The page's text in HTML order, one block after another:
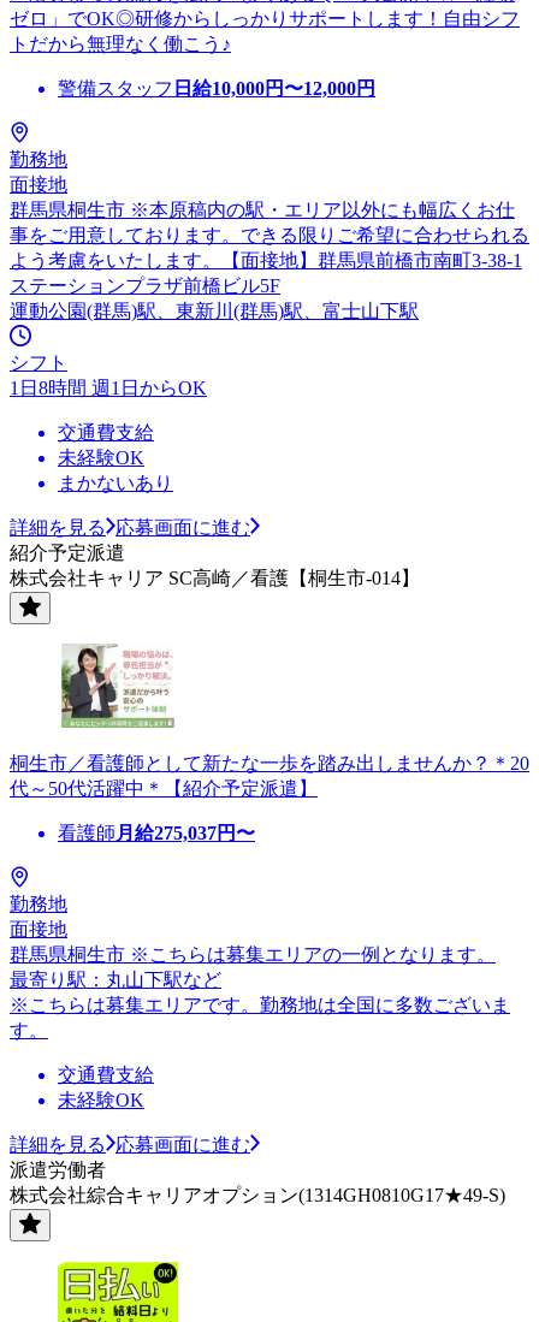
ゼロ」でOK◎研修からしっかりサポートします！自由シフ
トだから無理なく働こう♪
警備スタッフ 日給10,000円〜12,000円
勤務地
面接地
群馬県桐生市 ※本原稿内の駅・エリア以外にも幅広くお仕
事をご用意しております。できる限りご希望に合わせられる
よう考慮をいたします。【面接地】群馬県前橋市南町3-38-1
ステーションプラザ前橋ビル5F
運動公園(群馬)駅、東新川(群馬)駅、富士山下駅
シフト
1日8時間 週1日からOK
交通費支給
未経験OK
まかないあり
詳細を見る
応募画面に進む
紹介予定派遣
株式会社キャリア SC高崎／看護【桐生市-014】
桐生市／看護師として新たな一歩を踏み出しませんか？＊20
代～50代活躍中＊【紹介予定派遣】
看護師 月給275,037円〜
勤務地
面接地
群馬県桐生市 ※こちらは募集エリアの一例となります。
最寄り駅：丸山下駅など
※こちらは募集エリアです。勤務地は全国に多数ございま
す。
交通費支給
未経験OK
詳細を見る
応募画面に進む
派遣労働者
株式会社綜合キャリアオプション(1314GH0810G17★49-S)